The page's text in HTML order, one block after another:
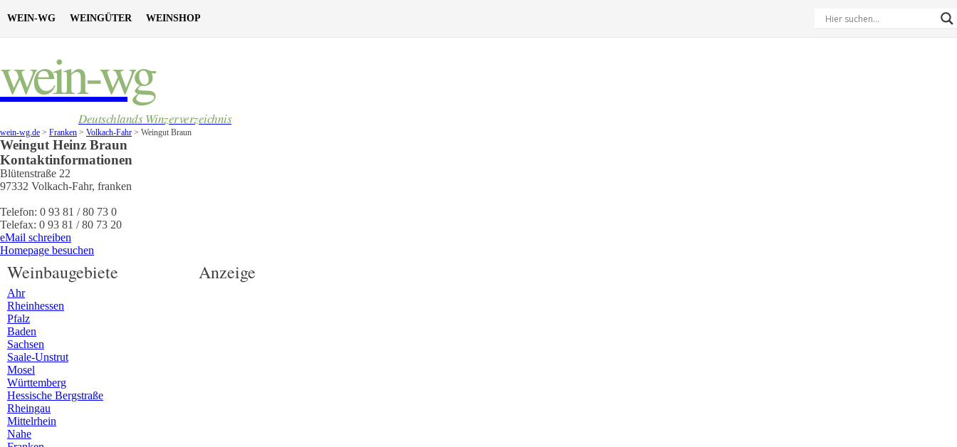
WEIN-WG WEINGÜTER WEINSHOP
wein-wg
Deutschlands Winzerverzeichnis
wein-wg.de > Franken > Volkach-Fahr > Weingut Braun
Weingut Heinz Braun
Kontaktinformationen
Blütenstraße 22
97332 Volkach-Fahr, franken
Telefon: 0 93 81 / 80 73 0
Telefax: 0 93 81 / 80 73 20
eMail schreiben
Homepage besuchen
Weinbaugebiete
Ahr
Rheinhessen
Pfalz
Baden
Sachsen
Saale-Unstrut
Mosel
Württemberg
Hessische Bergstraße
Rheingau
Mittelrhein
Nahe
Anzeige